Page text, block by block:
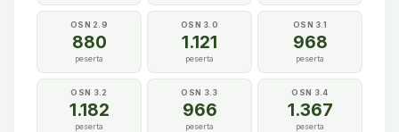
OSN 2.9
880
peserta
OSN 3.0
1.121
peserta
OSN 3.1
968
peserta
OSN 3.2
1.182
peserta
OSN 3.3
966
peserta
OSN 3.4
1.367
peserta